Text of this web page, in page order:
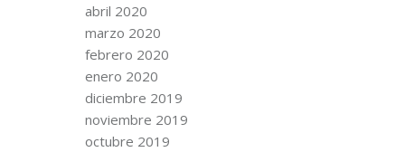
abril 2020
marzo 2020
febrero 2020
enero 2020
diciembre 2019
noviembre 2019
octubre 2019